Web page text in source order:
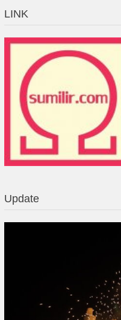
LINK
Update